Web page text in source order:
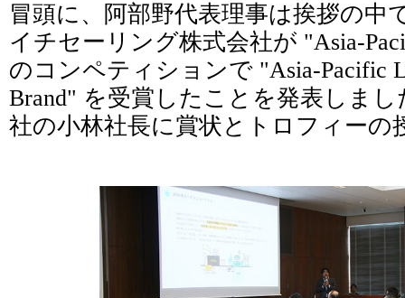
冒頭に、阿部野代表理事は挨拶の中
イチセーリング株式会社が "Asia-
のコンペティションで "Asia-Pacific
Brand" を受賞したことを発表しま
社の小林社長に賞状とトロフィーの